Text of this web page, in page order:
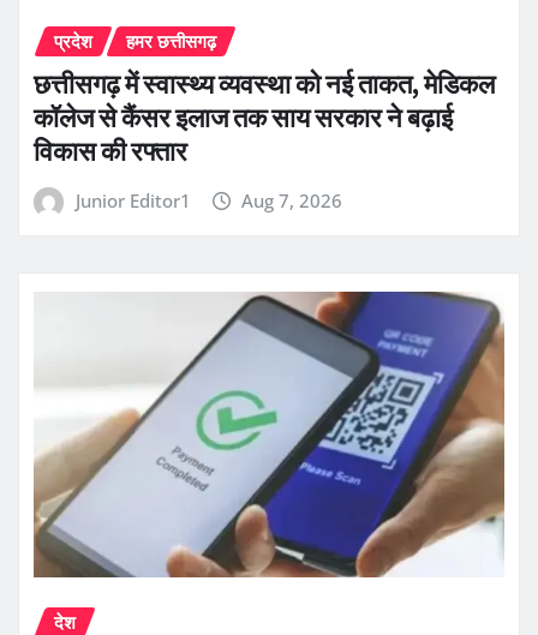
प्रदेश हमर छत्तीसगढ़
छत्तीसगढ़ में स्वास्थ्य व्यवस्था को नई ताकत, मेडिकल
कॉलेज से कैंसर इलाज तक साय सरकार ने बढ़ाई
विकास की रफ्तार
Junior Editor1 Aug 7, 2026
देश